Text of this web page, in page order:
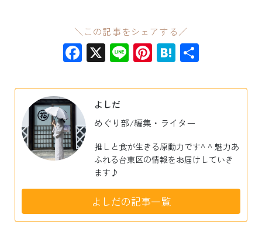
＼この記事をシェアする／
Facebook
X LinePinterest
Hatena
よしだ
めぐり部/編集・ライター
推しと食が生きる原動力です^ ^ 魅力あ
ふれる台東区の情報をお届けしていき
ます♪
よしだの記事一覧